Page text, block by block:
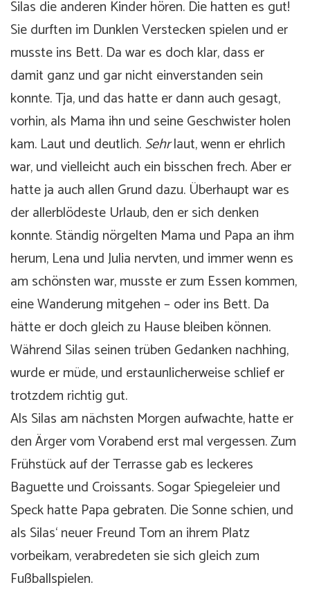
Silas die anderen Kinder hören. Die hatten es gut!
Sie durften im Dunklen Verstecken spielen und er
musste ins Bett. Da war es doch klar, dass er
damit ganz und gar nicht einverstanden sein
konnte. Tja, und das hatte er dann auch gesagt,
vorhin, als Mama ihn und seine Geschwister holen
kam. Laut und deutlich.Sehrlaut, wenn er ehrlich
war, und vielleicht auch ein bisschen frech. Aber er
hatte ja auch allen Grund dazu. Überhaupt war es
der allerblödeste Urlaub, den er sich denken
konnte. Ständig nörgelten Mama und Papa an ihm
herum, Lena und Julia nervten, und immer wenn es
am schönsten war, musste er zum Essen kommen,
eine Wanderung mitgehen – oder ins Bett. Da
hätte er doch gleich zu Hause bleiben können.
Während Silas seinen trüben Gedanken nachhing,
wurde er müde, und erstaunlicherweise schlief er
trotzdem richtig gut.
Als Silas am nächsten Morgen aufwachte, hatte er
den Ärger vom Vorabend erst mal vergessen. Zum
Frühstück auf der Terrasse gab es leckeres
Baguette und Croissants. Sogar Spiegeleier und
Speck hatte Papa gebraten. Die Sonne schien, und
als Silas‘ neuer Freund Tom an ihrem Platz
vorbeikam, verabredeten sie sich gleich zum
Fußballspielen.